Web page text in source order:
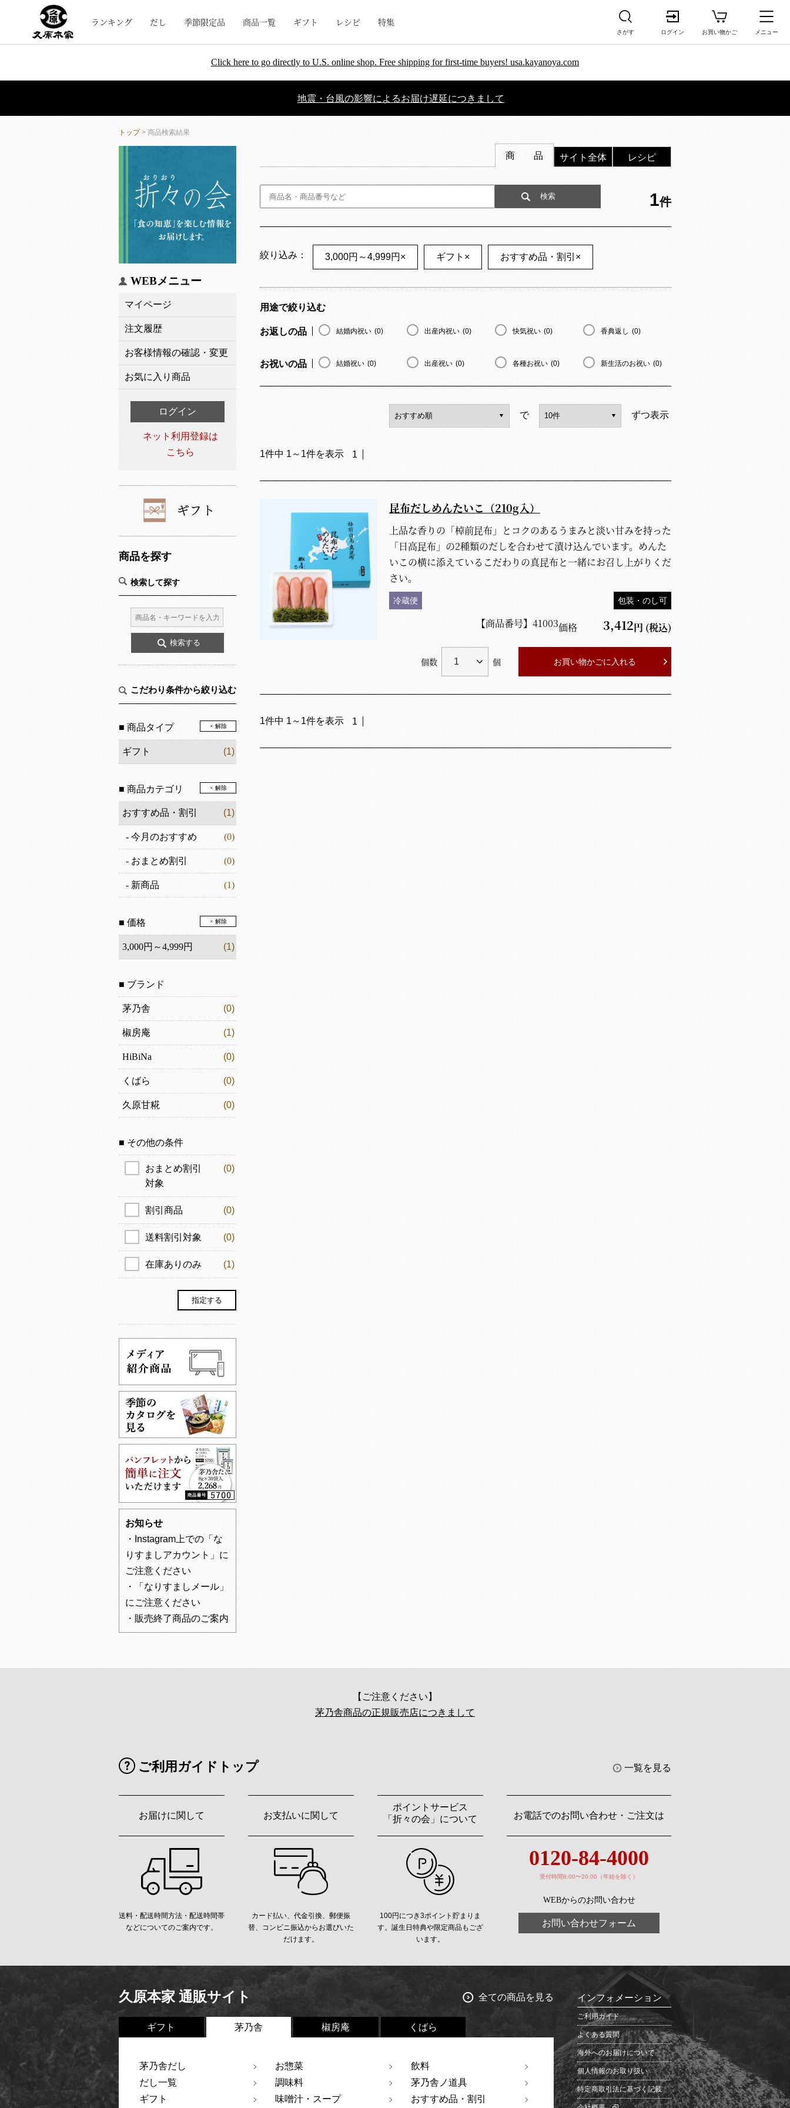
ランキング だし 季節限定品 商品一覧 ギフト レシピ 特集
さがす ログイン お買い物かご メニュー
Click here to go directly to U.S. online shop. Free shipping for first-time buyers! usa.kayanoya.com
地震・台風の影響によるお届け遅延につきまして
トップ> 商品検索結果
WEBメニュー
マイページ
注文履歴
お客様情報の確認・変更
お気に入り商品
ログイン
ネット利用登録は
こちら
商品を探す
検索して探す
こだわり条件から絞り込む
■ 商品タイプ × 解除
ギフト (1)
■ 商品カテゴリ × 解除
おすすめ品・割引 (1)
- 今月のおすすめ (0)
- おまとめ割引 (0)
- 新商品 (1)
■ 価格 × 解除
3,000円～4,999円 (1)
■ ブランド
茅乃舎 (0)
椒房庵 (1)
HiBiNa (0)
くばら (0)
久原甘糀 (0)
■ その他の条件
おまとめ割引
対象
(0)
割引商品 (0)
送料割引対象 (0)
在庫ありのみ (1)
お知らせ
・Instagram上での「な
りすましアカウント」に
ご注意ください
・「なりすましメール」
にご注意ください
・販売終了商品のご案内
商 品 サイト全体 レシピ
1件
絞り込み： 3,000円～4,999円 × ギフト × おすすめ品・割引 ×
用途で絞り込む
お返しの品 結婚内祝い (0) 出産内祝い (0) 快気祝い (0) 香典返し (0)
お祝いの品 結婚祝い (0) 出産祝い (0) 各種お祝い (0) 新生活のお祝い (0)
で ずつ表示
1件中 1 ～ 1件を表示 1
昆布だしめんたいこ（210g入）
上品な香りの「棹前昆布」とコクのあるうまみと淡い甘みを持った
「日高昆布」の2種類のだしを合わせて漬け込んでいます。めんた
いこの横に添えているこだわりの真昆布と一緒にお召し上がりくだ
さい。
冷蔵便 包装・のし可
【商品番号】 41003価格 3,412円 (税込)
個数 個 お買い物かごに入れる
1件中 1 ～ 1件を表示 1
【ご注意ください】
茅乃舎商品の正規販売店につきまして
ご利用ガイドトップ 一覧を見る
お届けに関して
送料・配送時間方法・配送時間帯
などについてのご案内です。
お支払いに関して
カード払い、代金引換、郵便振
替、コンビニ振込からお選びいた
だけます。
ポイントサービス
「折々の会」について
100円につき3ポイント貯まりま
す。誕生日特典や限定商品もござ
います。
お電話でのお問い合わせ・ご注文は
0120-84-4000
受付時間8:00〜20:00（年始を除く）
WEBからのお問い合わせ
お問い合わせフォーム
久原本家 通販サイト 全ての商品を見る
ギフト 茅乃舎 椒房庵 くばら
茅乃舎だし
だし一覧
ギフト
お惣菜
調味料
味噌汁・スープ
飲料
茅乃舎ノ道具
おすすめ品・割引
インフォメーション
ご利用ガイド
よくある質問
海外へのお届けについて
個人情報のお取り扱い
特定商取引法に基づく記載